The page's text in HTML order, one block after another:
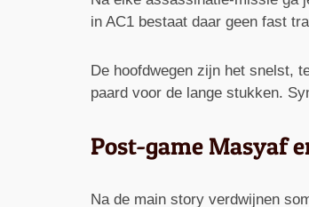
in AC1 bestaat daar geen fast
De hoofdwegen zijn het snelst,
paard voor de lange stukken.
Post-game Masyaf
Na de main story verdwijnen